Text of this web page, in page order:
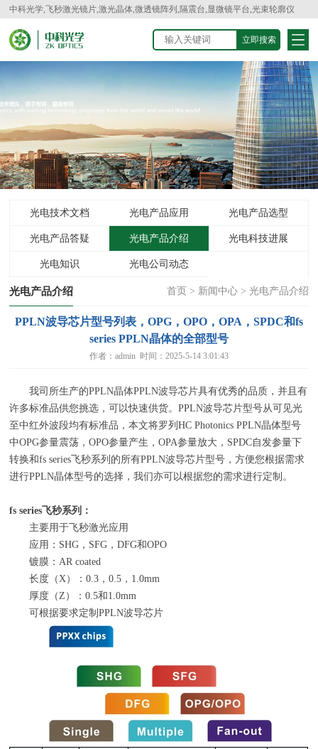
中科光学,飞秒激光镜片,激光晶体,微透镜阵列,隔震台,显微镜平台,光束轮廓仪
光电技术文档 光电产品应用 光电产品选型
光电产品答疑 光电产品介绍 光电科技进展
光电知识 光电公司动态
光电产品介绍 首页 > 新闻中心> 光电产品介绍
PPLN波导芯片型号列表，OPG，OPO，OPA，SPDC和fs
series PPLN晶体的全部型号
作者：admin 时间：2025-5-14 3:01:43
我司所生产的PPLN晶体PPLN波导芯片具有优秀的品质，并且有
许多标准品供您挑选，可以快速供货。PPLN波导芯片型号从可见光
至中红外波段均有标准品，本文将罗列HC Photonics PPLN晶体型号
中OPG参量震荡，OPO参量产生，OPA参量放大， SPDC自发参量下
转换和fs series 飞秒系列的所有PPLN波导芯片型号，方便您根据需求
进行PPLN晶体型号的选择，我们亦可以根据您的需求进行定制。
fs series 飞秒系列 ：
主要用于飞秒激光应用
应用：SHG，SFG，DFG和OPO
镀膜：AR coated
长度（X）：0.3，0.5，1.0mm
厚度（Z）：0.5和1.0mm
可根据要求定制PPLN波导芯片